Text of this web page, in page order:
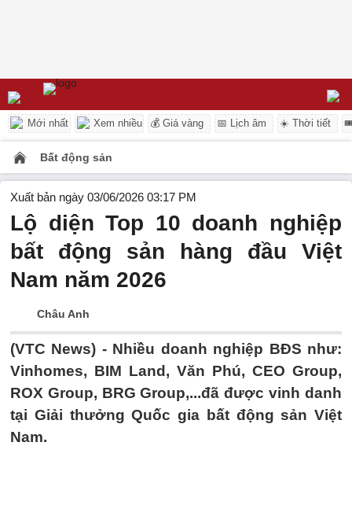
Mới nhất Xem nhiều 💰 Giá vàng 📅 Lịch âm ☀️ Thời tiết
Bất động sản
Xuất bản ngày 03/06/2026 03:17 PM
Lộ diện Top 10 doanh nghiệp
bất động sản hàng đầu Việt
Nam năm 2026
Châu Anh
(VTC News) - Nhiều doanh nghiệp BĐS như:
Vinhomes, BIM Land, Văn Phú, CEO Group,
ROX Group, BRG Group,...đã được vinh danh
tại Giải thưởng Quốc gia bất động sản Việt
Nam.